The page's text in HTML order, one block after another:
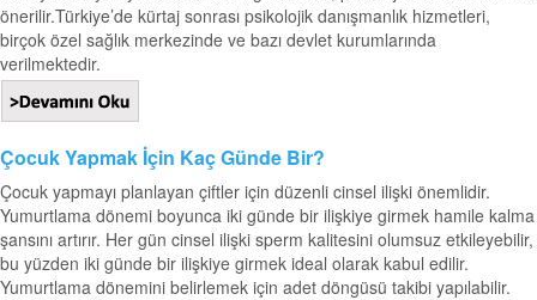
önerilir.Türkiye’de kürtaj sonrası psikolojik danışmanlık hizmetleri,
birçok özel sağlık merkezinde ve bazı devlet kurumlarında
verilmektedir.
Çocuk Yapmak İçin Kaç Günde Bir?
Çocuk yapmayı planlayan çiftler için düzenli cinsel ilişki önemlidir.
Yumurtlama dönemi boyunca iki günde bir ilişkiye girmek hamile kalma
şansını artırır. Her gün cinsel ilişki sperm kalitesini olumsuz etkileyebilir,
bu yüzden iki günde bir ilişkiye girmek ideal olarak kabul edilir.
Yumurtlama dönemini belirlemek için adet döngüsü takibi yapılabilir.